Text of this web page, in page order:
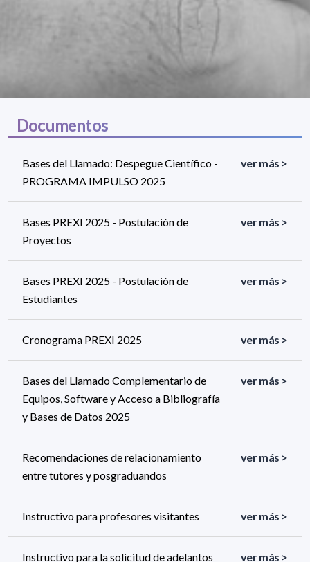
Documentos
Bases del Llamado: Despegue Científico -
PROGRAMA IMPULSO 2025
ver más >
Bases PREXI 2025 - Postulación de
Proyectos
ver más >
Bases PREXI 2025 - Postulación de
Estudiantes
ver más >
Cronograma PREXI 2025 ver más >
Bases del Llamado Complementario de
Equipos, Software y Acceso a Bibliografía
y Bases de Datos 2025
ver más >
Recomendaciones de relacionamiento
entre tutores y posgraduandos
ver más >
Instructivo para profesores visitantes ver más >
Instructivo para la solicitud de adelantos
ver más >